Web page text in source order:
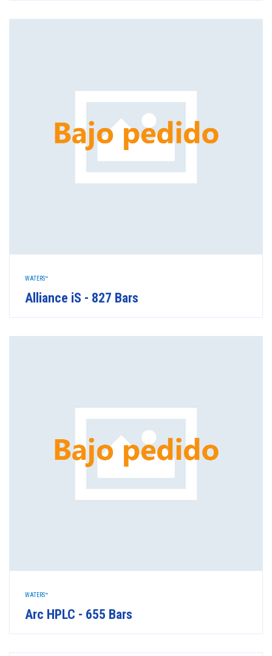
WATERS™
Alliance iS - 827 Bars
WATERS™
Arc HPLC - 655 Bars